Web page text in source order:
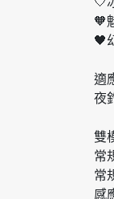
🧡
🖤
適
夜
雙
常
常
感